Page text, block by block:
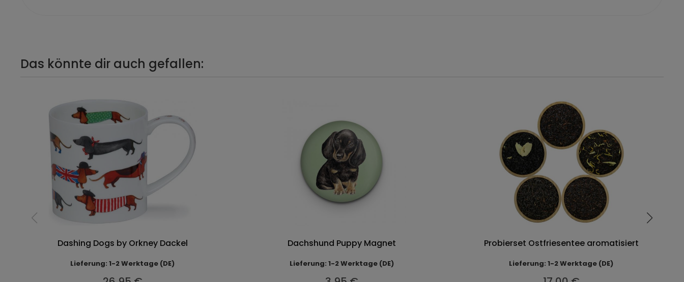
Das könnte dir auch gefallen:
Dashing Dogs by Orkney Dackel
Lieferung: 1-2 Werktage (DE)
Dachshund Puppy Magnet
Lieferung: 1-2 Werktage (DE)
Probierset Ostfriesentee aromatisiert
Lieferung: 1-2 Werktage (DE)